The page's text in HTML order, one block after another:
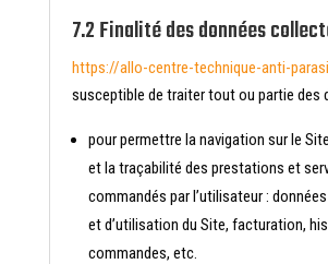
7.2 Finalité des données
https://allo-centre-technique-anti-
susceptible de traiter tout ou partie des
pour permettre la navigation sur le
et la traçabilité des prestations et
commandés par l’utilisateur :
et d’utilisation du Site, facturation,
commandes, etc.